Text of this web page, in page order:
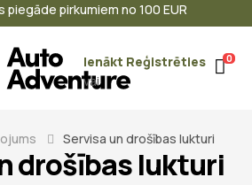
piegāde pirkumiem no 100 EUR
Ienākt
vai
Reģistrēties 0
drošības lukturi
Servisa un drošības lukturi